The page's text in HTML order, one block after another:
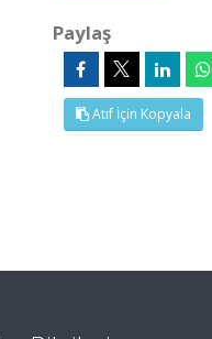
Paylaş
Atıf İçin Kopyala